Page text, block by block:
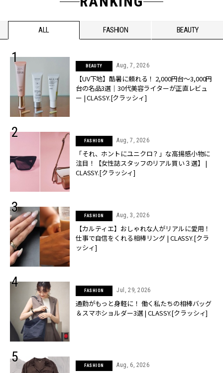
ALL FASHION BEAUTY
BEAUTY Aug, 7, 2026
【UV下地】酷暑に頼れる！ 2,000円台〜3,000円
台の名品3選｜30代美容ライターが正直レビュ
ー | CLASSY.[クラッシィ]
FASHION Aug, 7, 2026
「それ、ホントにユニクロ？」な高揚感小物に
注目！【女性誌スタッフのリアル買い３選】 |
CLASSY.[クラッシィ]
FASHION Aug, 3, 2026
【カルティエ】おしゃれな人がリアルに愛用！
仕事で自信をくれる相棒リング | CLASSY.[クラ
ッシィ]
FASHION Jul, 29, 2026
通勤がもっと身軽に！ 働く私たちの相棒バッグ
＆スマホショルダー3選 | CLASSY.[クラッシィ]
FASHION Aug, 6, 2026